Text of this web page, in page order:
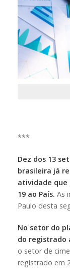
***
Dez dos 13
brasileira já
atividade que
19 ao País. As
Paulo desta
No setor do
do registrado
o setor de
registrado em